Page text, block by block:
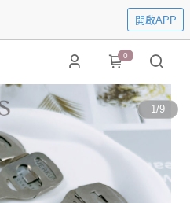
開啟APP
0
1/9